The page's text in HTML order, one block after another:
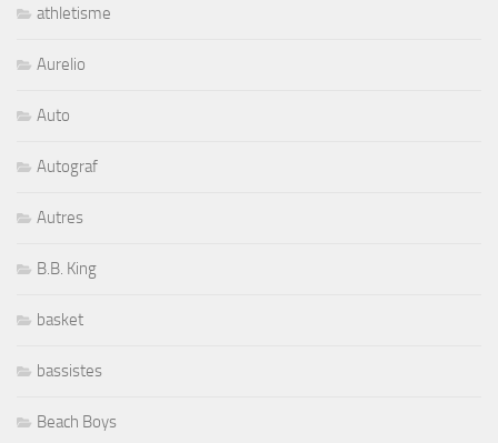
athletisme
Aurelio
Auto
Autograf
Autres
B.B. King
basket
bassistes
Beach Boys